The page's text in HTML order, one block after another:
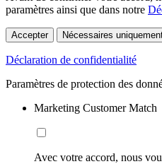
paramètres ainsi que dans notre
Accepter Nécessaires
Déclaration de confidentialité
Paramètres de protection des
Marketing Customer Match
Avec votre accord, nous